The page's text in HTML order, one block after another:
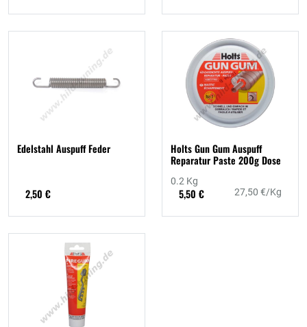
Edelstahl Auspuff Feder
2,50 €
Holts Gun Gum Auspuff
Reparatur Paste 200g Dose
5,50 € 27,50 €/Kg
0.2 Kg